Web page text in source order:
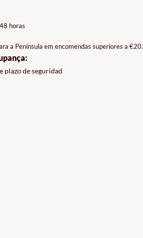
horas
a Península em encomendas superiores a €20.
plazo de seguridad